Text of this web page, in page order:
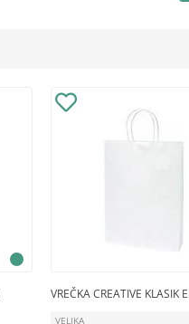
VREČKA CREATIVE KLASIK
VELIKA